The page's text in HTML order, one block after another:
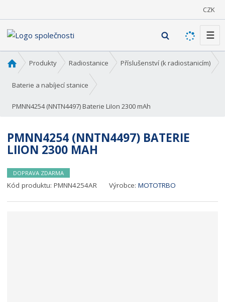
CZK
V
h
☰
v
o
n
t
n
a
Produkty Radiostanice Příslušenství (k radiostanicím)
Baterie a nabíjecí stanice
PMNN4254 (NNTN4497) Baterie LiIon 2300 mAh
PMNN4254 (NNTN4497) BATERIE
LIION 2300 MAH
DOPRAVA ZDARMA
Kód produktu:PMNN4254AR Výrobce:MOTOTRBO